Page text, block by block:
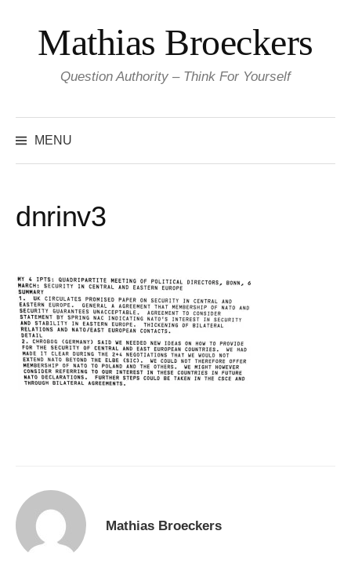
content
Mathias Broeckers
Question Authority – Think For Yourself
MENU
dnrinv3
Mathias Broeckers